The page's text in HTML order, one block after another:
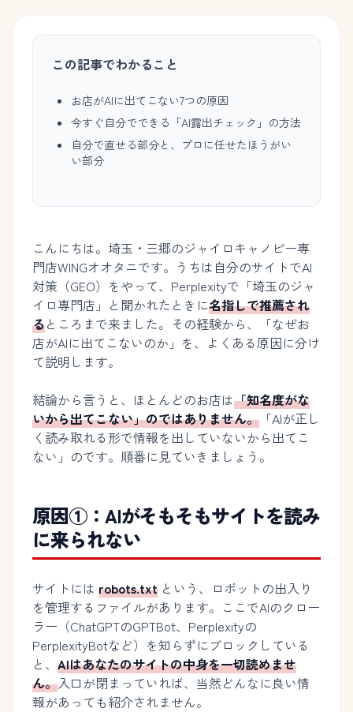
この記事でわかること
お店がAIに出てこない7つの原因
今すぐ自分でできる「AI露出チェック」の方法
自分で直せる部分と、プロに任せたほうがい
い部分
こんにちは。埼玉・三郷のジャイロキャノピー専
門店WINGオオタニです。うちは自分のサイトでAI
対策（GEO）をやって、Perplexityで「埼玉のジャ
イロ専門店」と聞かれたときに名指しで推薦され
るところまで来ました。その経験から、「なぜお
店がAIに出てこないのか」を、よくある原因に分け
て説明します。
結論から言うと、ほとんどのお店は「知名度がな
いから出てこない」のではありません。 「AIが正し
く読み取れる形で情報を出していないから出てこ
ない」のです。順番に見ていきましょう。
原因①：AIがそもそもサイトを読み
に来られない
サイトには robots.txt という、ロボットの出入り
を管理するファイルがあります。ここでAIのクロー
ラー（ChatGPTのGPTBot、Perplexityの
PerplexityBotなど）を知らずにブロックしている
と、 AIはあなたのサイトの中身を一切読めませ
ん。入口が閉まっていれば、当然どんなに良い情
報があっても紹介されません。